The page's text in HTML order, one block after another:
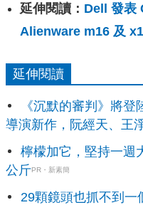
延伸閱讀： Dell 發表
Alienware m16 及
延伸閱讀
《沉默的審判》將登
導演新作，阮經天、王
檸檬加它，堅持一週
公斤PR・新素簡
29顆鏡頭也抓不到一